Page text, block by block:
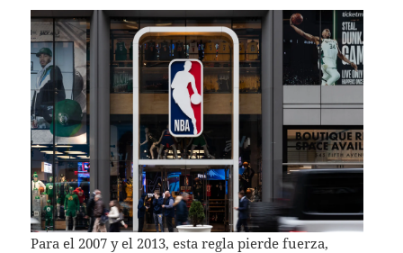
Para el 2007 y el 2013, esta regla pierde fuerza,